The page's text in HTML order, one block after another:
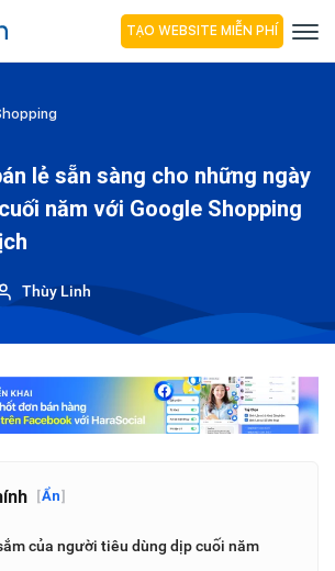
TẠO WEBSITE MIỄN PHÍ
lẻ sẵn sàng cho những ngày
năm với Google Shopping
Thùy Linh
[Ẩn]
của người tiêu dùng dịp cuối năm